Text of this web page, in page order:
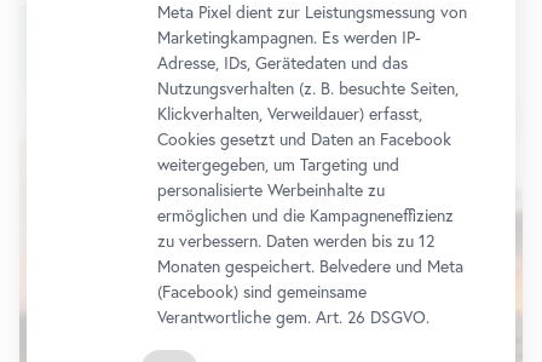
Meta Pixel dient zur Leistungsmessung von
Marketingkampagnen. Es werden IP-
Adresse, IDs, Gerätedaten und das
Nutzungsverhalten (z. B. besuchte Seiten,
Klickverhalten, Verweildauer) erfasst,
Cookies gesetzt und Daten an Facebook
weitergegeben, um Targeting und
personalisierte Werbeinhalte zu
ermöglichen und die Kampagneneffizienz
zu verbessern. Daten werden bis zu 12
Monaten gespeichert. Belvedere und Meta
(Facebook) sind gemeinsame
Verantwortliche gem.Art. 26 DSGVO.